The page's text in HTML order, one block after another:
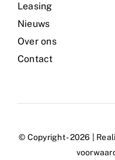
Leasing
Nieuws
Over ons
Contact
© Copyright - 2026 |